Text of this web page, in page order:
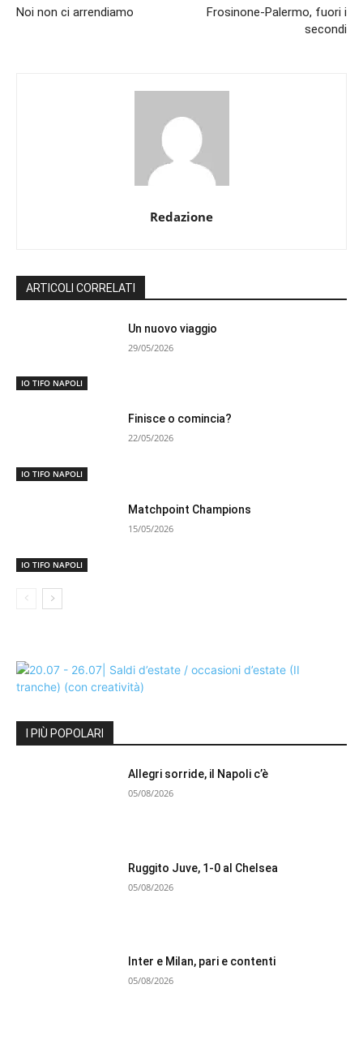
Noi non ci arrendiamo
Frosinone-Palermo, fuori i
secondi
Redazione
ARTICOLI CORRELATI
IO TIFO NAPOLI
Un nuovo viaggio
29/05/2026
IO TIFO NAPOLI
Finisce o comincia?
22/05/2026
IO TIFO NAPOLI
Matchpoint Champions
15/05/2026
I PIÙ POPOLARI
Allegri sorride, il Napoli c’è
05/08/2026
Ruggito Juve, 1-0 al Chelsea
05/08/2026
Inter e Milan, pari e contenti
05/08/2026